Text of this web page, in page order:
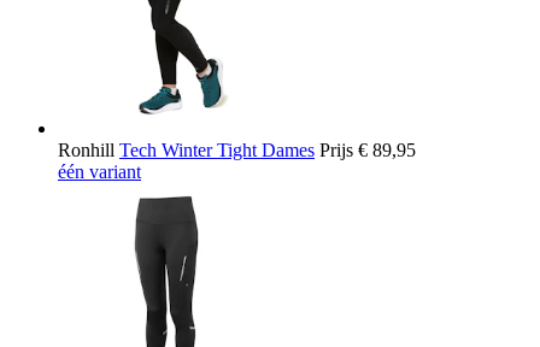
Ronhill Tech Winter Tight Dames Prijs € 89,95
één variant